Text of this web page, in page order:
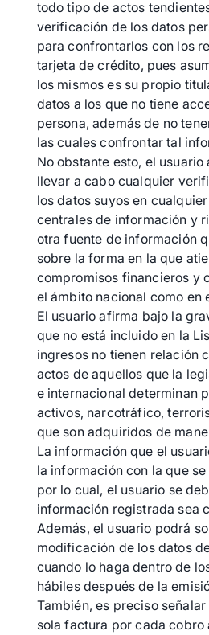
todo tipo de actos
verificación de los datos
para confrontarlos con los
tarjeta de crédito, pues
los mismos es su propio
datos a los que no tiene
persona, además de no
las cuales confrontar tal
No obstante esto, el
llevar a cabo cualquier
los datos suyos en
centrales de información y
otra fuente de información
sobre la forma en la que
compromisos financieros y
el ámbito nacional como en
El usuario afirma bajo la
que no está incluido en la
ingresos no tienen relación
actos de aquellos que la
e internacional determinan
activos, narcotráfico,
que son adquiridos de
La información que el
la información con la que
por lo cual, el usuario se
información registrada sea
Además, el usuario podrá
modificación de los datos
cuando lo haga dentro de
hábiles después de la
También, es preciso
sola factura por cada cobro